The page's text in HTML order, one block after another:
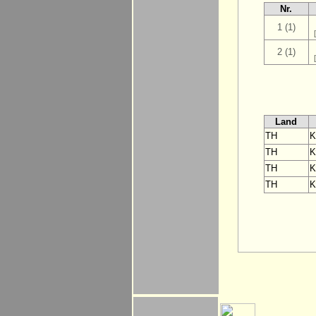
Nr.
1 (1)
2 (1)
Land
TH
TH
TH
TH